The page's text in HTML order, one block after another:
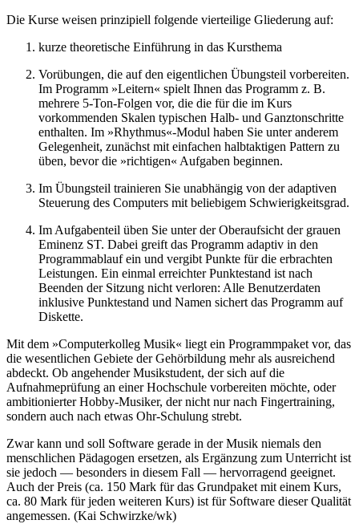
Die Kurse weisen prinzipiell folgende vierteilige Gliederung auf:
kurze theoretische Einführung in das Kursthema
Vorübungen, die auf den eigentlichen Übungsteil vorbereiten.
Im Programm »Leitern« spielt Ihnen das Programm z. B.
mehrere 5-Ton-Folgen vor, die die für die im Kurs
vorkommenden Skalen typischen Halb- und Ganztonschritte
enthalten. Im »Rhythmus«-Modul haben Sie unter anderem
Gelegenheit, zunächst mit einfachen halbtaktigen Pattern zu
üben, bevor die »richtigen« Aufgaben beginnen.
Im Übungsteil trainieren Sie unabhängig von der adaptiven
Steuerung des Computers mit beliebigem Schwierigkeitsgrad.
Im Aufgabenteil üben Sie unter der Oberaufsicht der grauen
Eminenz ST. Dabei greift das Programm adaptiv in den
Programmablauf ein und vergibt Punkte für die erbrachten
Leistungen. Ein einmal erreichter Punktestand ist nach
Beenden der Sitzung nicht verloren: Alle Benutzerdaten
inklusive Punktestand und Namen sichert das Programm auf
Diskette.
Mit dem »Computerkolleg Musik« liegt ein Programmpaket vor, das
die wesentlichen Gebiete der Gehörbildung mehr als ausreichend
abdeckt. Ob angehender Musikstudent, der sich auf die
Aufnahmeprüfung an einer Hochschule vorbereiten möchte, oder
ambitionierter Hobby-Musiker, der nicht nur nach Fingertraining,
sondern auch nach etwas Ohr-Schulung strebt.
Zwar kann und soll Software gerade in der Musik niemals den
menschlichen Pädagogen ersetzen, als Ergänzung zum Unterricht ist
sie jedoch — besonders in diesem Fall — hervorragend geeignet.
Auch der Preis (ca. 150 Mark für das Grundpaket mit einem Kurs,
ca. 80 Mark für jeden weiteren Kurs) ist für Software dieser Qualität
angemessen. (Kai Schwirzke/wk)